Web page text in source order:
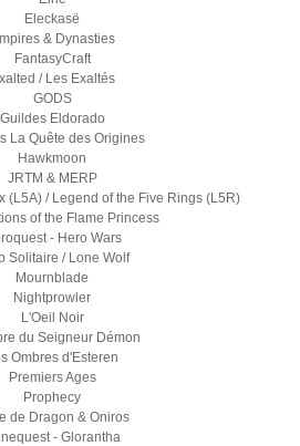
Eleckasë
& Dynasties
FantasyCraft
/ Les Exaltés
GODS
Guildes Eldorado
La Quête des Origines
Hawkmoon
JRTM & MERP
(L5A) / Legend of the Five Rings (L5R)
of the Flame Princess
- Hero Wars
Solitaire / Lone Wolf
Mournblade
Nightprowler
L'Oeil Noir
du Seigneur Démon
Ombres d'Esteren
Premiers Ages
Prophecy
de Dragon & Oniros
- Glorantha